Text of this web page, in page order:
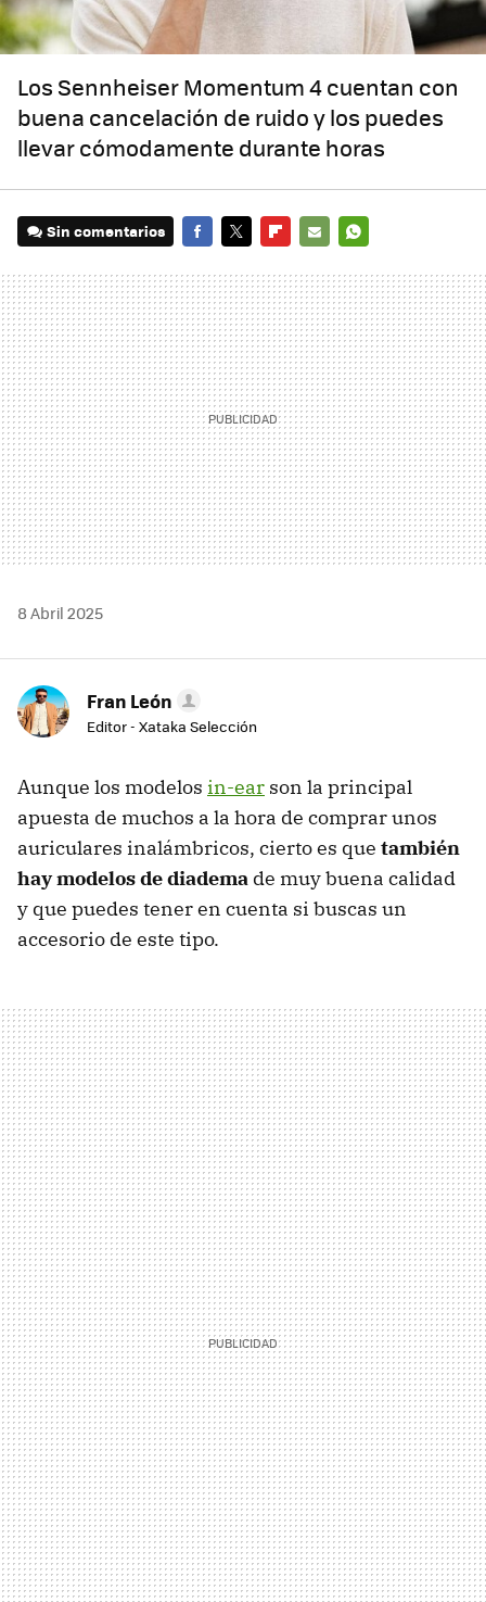
Los Sennheiser Momentum 4 cuentan con
buena cancelación de ruido y los puedes
llevar cómodamente durante horas
Sin comentarios
MAIL
8 Abril 2025
Fran León
Editor - Xataka Selección
Aunque los modelos in-ear son la principal
apuesta de muchos a la hora de comprar unos
auriculares inalámbricos, cierto es que también
hay modelos de diadema de muy buena calidad
y que puedes tener en cuenta si buscas un
accesorio de este tipo.